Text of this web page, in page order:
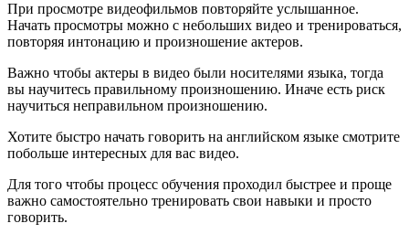
При просмотре видеофильмов повторяйте услышанное.
Начать просмотры можно с небольших видео и тренироваться,
повторяя интонацию и произношение актеров.
Важно чтобы актеры в видео были носителями языка, тогда
вы научитесь правильному произношению. Иначе есть риск
научиться неправильном произношению.
Хотите быстро начать говорить на английском языке смотрите
побольше интересных для вас видео.
Для того чтобы процесс обучения проходил быстрее и проще
важно самостоятельно тренировать свои навыки и просто
говорить.